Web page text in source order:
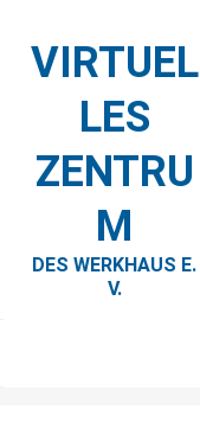
VIRTUEL
LES
ZENTRU
M
DES WERKHAUS E.
V.